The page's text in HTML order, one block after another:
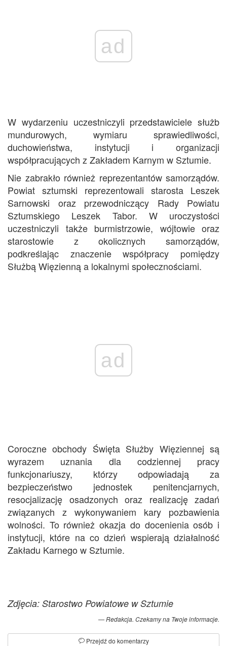
ad
W wydarzeniu uczestniczyli przedstawiciele służb
mundurowych, wymiaru sprawiedliwości,
duchowieństwa, instytucji i organizacji
współpracujących z Zakładem Karnym w Sztumie.
Nie zabrakło również reprezentantów samorządów.
Powiat sztumski reprezentowali starosta Leszek
Sarnowski oraz przewodniczący Rady Powiatu
Sztumskiego Leszek Tabor. W uroczystości
uczestniczyli także burmistrzowie, wójtowie oraz
starostowie z okolicznych samorządów,
podkreślając znaczenie współpracy pomiędzy
Służbą Więzienną a lokalnymi społecznościami.
ad
Coroczne obchody Święta Służby Więziennej są
wyrazem uznania dla codziennej pracy
funkcjonariuszy, którzy odpowiadają za
bezpieczeństwo jednostek penitencjarnych,
resocjalizację osadzonych oraz realizację zadań
związanych z wykonywaniem kary pozbawienia
wolności. To również okazja do docenienia osób i
instytucji, które na co dzień wspierają działalność
Zakładu Karnego w Sztumie.
Zdjęcia: Starostwo Powiatowe w Sztumie
Redakcja. Czekamy na Twoje informacje.
Przejdź do komentarzy